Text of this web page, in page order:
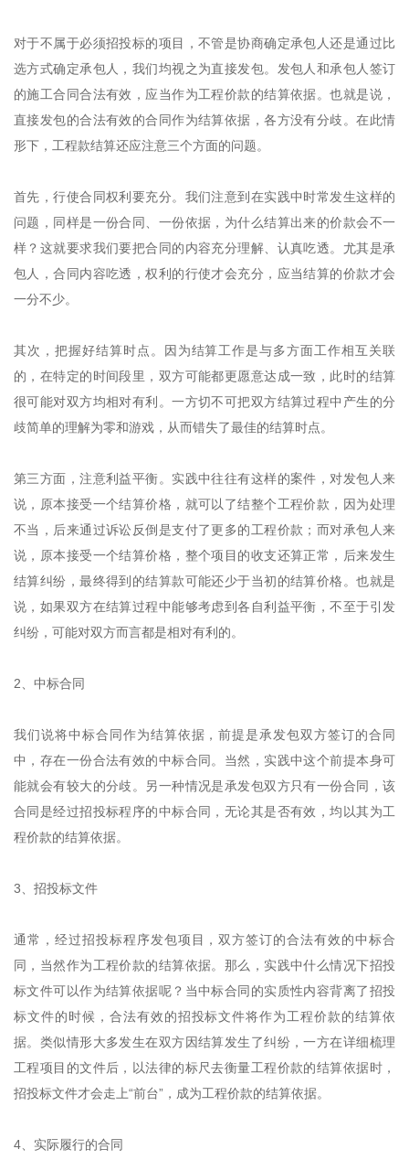
对于不属于必须招投标的项目，不管是协商确定承包人还是通过比
选方式确定承包人，我们均视之为直接发包。发包人和承包人签订
的施工合同合法有效，应当作为工程价款的结算依据。也就是说，
直接发包的合法有效的合同作为结算依据，各方没有分歧。在此情
形下，工程款结算还应注意三个方面的问题。
首先，行使合同权利要充分。我们注意到在实践中时常发生这样的
问题，同样是一份合同、一份依据，为什么结算出来的价款会不一
样？这就要求我们要把合同的内容充分理解、认真吃透。尤其是承
包人，合同内容吃透，权利的行使才会充分，应当结算的价款才会
一分不少。
其次，把握好结算时点。因为结算工作是与多方面工作相互关联
的，在特定的时间段里，双方可能都更愿意达成一致，此时的结算
很可能对双方均相对有利。一方切不可把双方结算过程中产生的分
歧简单的理解为零和游戏，从而错失了最佳的结算时点。
第三方面，注意利益平衡。实践中往往有这样的案件，对发包人来
说，原本接受一个结算价格，就可以了结整个工程价款，因为处理
不当，后来通过诉讼反倒是支付了更多的工程价款；而对承包人来
说，原本接受一个结算价格，整个项目的收支还算正常，后来发生
结算纠纷，最终得到的结算款可能还少于当初的结算价格。也就是
说，如果双方在结算过程中能够考虑到各自利益平衡，不至于引发
纠纷，可能对双方而言都是相对有利的。
2、中标合同
我们说将中标合同作为结算依据，前提是承发包双方签订的合同
中，存在一份合法有效的中标合同。当然，实践中这个前提本身可
能就会有较大的分歧。另一种情况是承发包双方只有一份合同，该
合同是经过招投标程序的中标合同，无论其是否有效，均以其为工
程价款的结算依据。
3、招投标文件
通常，经过招投标程序发包项目，双方签订的合法有效的中标合
同，当然作为工程价款的结算依据。那么，实践中什么情况下招投
标文件可以作为结算依据呢？当中标合同的实质性内容背离了招投
标文件的时候，合法有效的招投标文件将作为工程价款的结算依
据。类似情形大多发生在双方因结算发生了纠纷，一方在详细梳理
工程项目的文件后，以法律的标尺去衡量工程价款的结算依据时，
招投标文件才会走上“前台”，成为工程价款的结算依据。
4、实际履行的合同